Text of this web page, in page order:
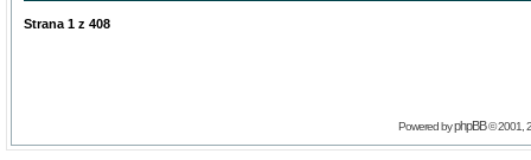
Strana 1 z 408
Powered byphpBB© 2001,